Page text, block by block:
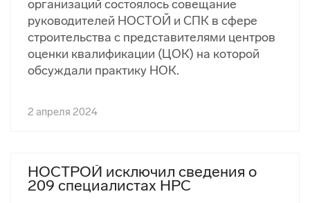
2 апреля 2024
организаций состоялось совещание
руководителей НОСТОЙ и СПК в сфере
строительства с представителями центров
оценки квалификации (ЦОК) на которой
обсуждали практику НОК.
НОСТРОЙ исключил сведения о
209 специалистах НРС